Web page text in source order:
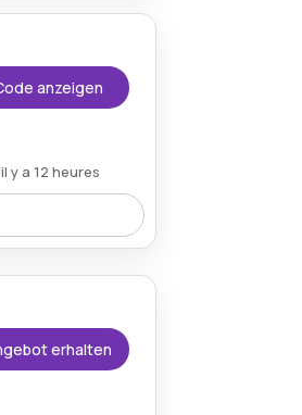
anzeigen
y a 12 heures
direkten
erhalten